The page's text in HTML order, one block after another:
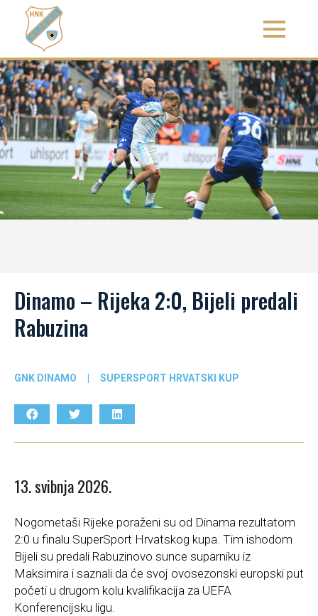
Dinamo – Rijeka 2:0, Bijeli predali
Rabuzina
GNK DINAMO | SUPERSPORT HRVATSKI KUP
13. svibnja 2026.
Nogometaši Rijeke poraženi su od Dinama rezultatom
2:0 u finalu SuperSport Hrvatskog kupa. Tim ishodom
Bijeli su predali Rabuzinovo sunce suparniku iz
Maksimira i saznali da će svoj ovosezonski europski put
početi u drugom kolu kvalifikacija za UEFA
Konferencijsku ligu.